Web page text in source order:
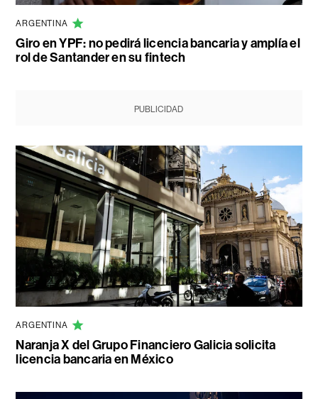
ARGENTINA
Giro en YPF: no pedirá licencia bancaria y amplía el
rol de Santander en su fintech
PUBLICIDAD
ARGENTINA
Naranja X del Grupo Financiero Galicia solicita
licencia bancaria en México